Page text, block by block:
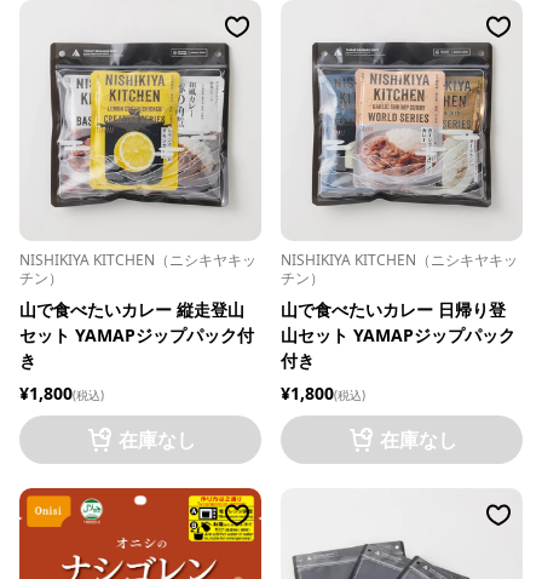
NISHIKIYA KITCHEN（ニシキヤキッ
チン）
山で食べたいカレー 縦走登山
セット YAMAPジップパック付
き
¥1,800(税込)
在庫なし
NISHIKIYA KITCHEN（ニシキヤキッ
チン）
山で食べたいカレー 日帰り登
山セット YAMAPジップパック
付き
¥1,800(税込)
在庫なし